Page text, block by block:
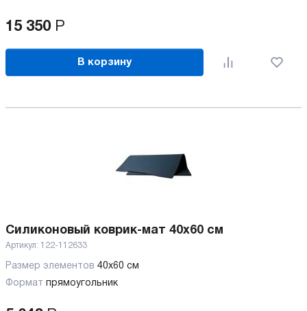
15 350 Р
В корзину
Силиконовый коврик-мат 40x60 см
Артикул: 122-112633
Размер элементов 40х60 см
Формат прямоугольник